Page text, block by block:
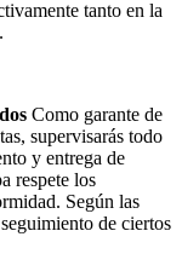
tanto en la
Como garante de
supervisarás todo
y entrega de
respete los
Según las
de ciertos